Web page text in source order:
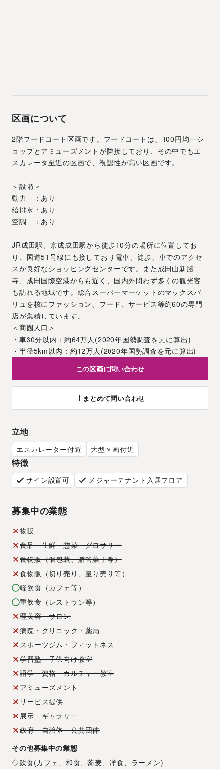
区画について
2階フードコート区画です。フードコートは、100円均一シ
ョップとアミューズメントが隣接しており、その中でもエ
スカレータ至近の区画で、視認性が高い区画です。
＜設備＞
動力　：あり
給排水：あり
空調　：あり
JR成田駅、京成成田駅から徒歩10分の場所に位置してお
り、国道51号線にも接しており電車、徒歩、車でのアクセ
スが良好なショッピングセンターです。また成田山新勝
寺、成田国際空港からも近く、国内外問わず多くの観光客
も訪れる地域です。総合スーパーマーケットのマックスバ
リュを核にファッション、フード、サービス等約60の専門
店が集積しています。
＜商圏人口＞
・車30分以内：約64万人(2020年国勢調査を元に算出)
・半径5km以内：約12万人(2020年国勢調査を元に算出)
この区画に問い合わせ
まとめて問い合わせ
立地
エスカレーター付近 大型区画付近
特徴
サイン設置可 メジャーテナント入居フロア
募集中の業態
物販
食品・生鮮・惣菜・グロサリー
食物販（個包装、贈答菓子等）
食物販（切り売り、量り売り等）
軽飲食（カフェ等）
重飲食（レストラン等）
理美容・サロン
病院・クリニック・薬局
スポーツジム・フィットネス
学習塾・子供向け教室
語学・資格・カルチャー教室
アミューズメント
サービス提供
展示・ギャラリー
政府・自治体・公共団体
その他募集中の業態
◇飲食(カフェ、和食、蕎麦、洋食、ラーメン)